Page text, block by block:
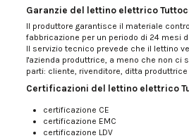
Garanzie del lettino elettrico
Il produttore garantisce il materiale
fabbricazione per un periodo di 24 mesi
Il servizio tecnico prevede che il lettino
l'azienda produttrice, a meno che non ci
parti: cliente, rivenditore, ditta produttrice
Certificazioni del lettino elettrico
certificazione CE
certificazione EMC
certificazione LDV